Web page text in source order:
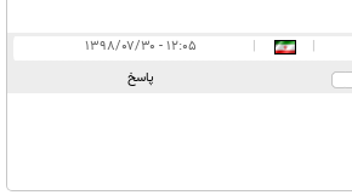
|
|
۱۲:۰۵ - ۱۳۹۸/۰۷/۳۰
پاسخ